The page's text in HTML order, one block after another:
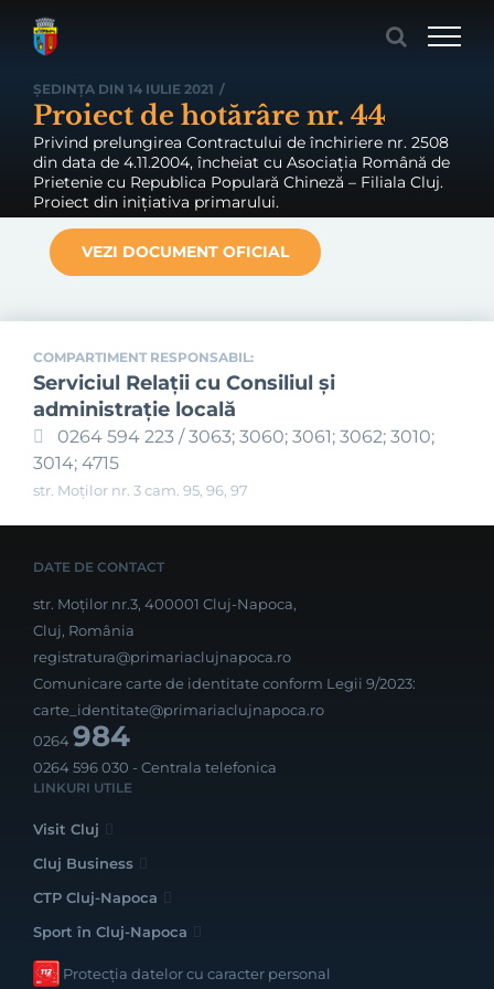
ȘEDINȚA DIN 14 IULIE 2021 /
Proiect de hotărâre nr. 44
Privind prelungirea Contractului de închiriere nr. 2508
din data de 4.11.2004, încheiat cu Asociația Română de
Prietenie cu Republica Populară Chineză – Filiala Cluj.
Proiect din inițiativa primarului.
VEZI DOCUMENT OFICIAL
COMPARTIMENT RESPONSABIL:
Serviciul Relaţii cu Consiliul şi
administraţie locală
0264 594 223 / 3063; 3060; 3061; 3062; 3010;
3014; 4715
str. Moților nr. 3 cam. 95, 96, 97
DATE DE CONTACT
str. Moților nr.3, 400001 Cluj-Napoca,
Cluj, România
registratura@primariaclujnapoca.ro
Comunicare carte de identitate conform Legii 9/2023:
carte_identitate@primariaclujnapoca.ro
0264984
0264 596 030 - Centrala telefonica
LINKURI UTILE
Visit Cluj
Cluj Business
CTP Cluj-Napoca
Sport în Cluj-Napoca
Protecția datelor cu caracter personal